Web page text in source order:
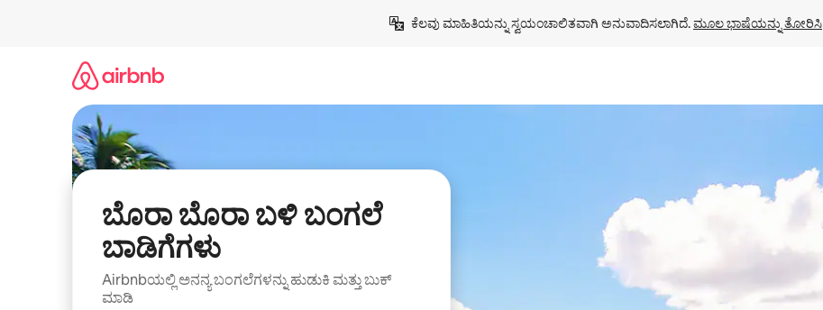
ಕೆಲವು ಮಾಹಿತಿಯನ್ನು ಸ್ವಯಂಚಾಲಿತವಾಗಿ ಅನುವಾದಿಸಲಾಗಿದೆ. ಮೂಲ ಭಾಷೆಯನ್ನು ತೋರಿಸಿ
ಬೊರಾ ಬೊರಾ ಬಳಿ ಬಂಗಲೆ
ಬಾಡಿಗೆಗಳು
Airbnbಯಲ್ಲಿ ಅನನ್ಯ ಬಂಗಲೆಗಳನ್ನು ಹುಡುಕಿ ಮತ್ತು ಬುಕ್
ಮಾಡಿ